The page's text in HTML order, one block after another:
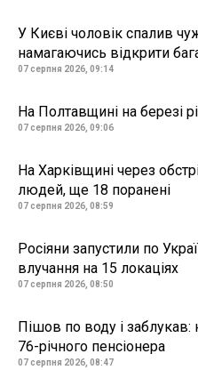
У Києві чоловік спалив
намагаючись відкрити
07 серпня 2026, 09:14
На Полтавщині на березі
07 серпня 2026, 09:06
На Харківщині через
людей, ще 18 поранені
07 серпня 2026, 08:59
Росіяни запустили по
влучання на 15 локаціях
07 серпня 2026, 08:50
Пішов по воду і заблукав:
76-річного пенсіонера
07 серпня 2026, 08:47